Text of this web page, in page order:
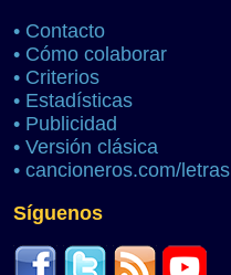
• Contacto
• Cómo colaborar
• Criterios
• Estadísticas
• Publicidad
• Versión clásica
• cancioneros.com/letras
Síguenos